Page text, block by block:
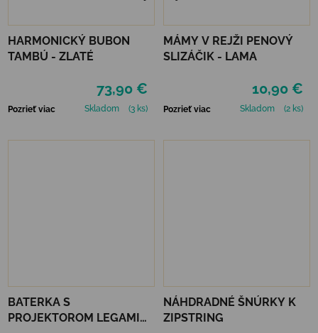
HARMONICKÝ BUBON
TAMBÚ - ZLATÉ
73,90 €
Pozrieť viac Skladom (3 ks)
MÁMY V REJŽI PENOVÝ
SLIZÁČIK - LAMA
10,90 €
Pozrieť viac Skladom (2 ks)
BATERKA S
PROJEKTOROM LEGAMI
NÁHDRADNÉ ŠNÚRKY K
ZIPSTRING